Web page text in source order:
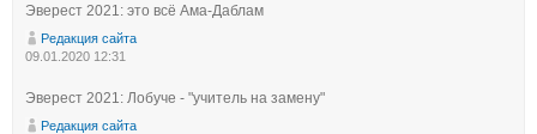
Эверест 2021: это всё Ама-Даблам
Редакция сайта
09.01.2020 12:31
Эверест 2021: Лобуче - "учитель на замену"
Редакция сайта